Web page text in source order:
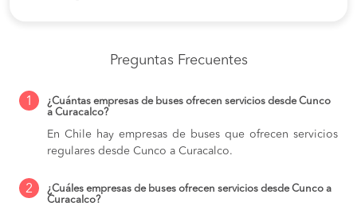
Preguntas Frecuentes
1
¿Cuántas empresas de buses ofrecen servicios desde Cunco
a Curacalco?
En Chile hay empresas de buses que ofrecen servicios
regulares desde Cunco a Curacalco.
2
¿Cuáles empresas de buses ofrecen servicios desde Cunco a
Curacalco?